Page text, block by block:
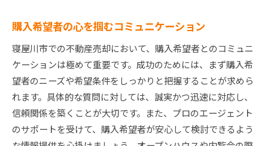
購入希望者の心を掴むコミュニケーション
寝屋川市での不動産売却において、購入希望者とのコミュニ
ケーションは極めて重要です。成功のためには、まず購入希
望者のニーズや希望条件をしっかりと把握することが求めら
れます。具体的な質問に対しては、誠実かつ迅速に対応し、
信頼関係を築くことが大切です。また、プロのエージェント
のサポートを受けて、購入希望者が安心して検討できるよう